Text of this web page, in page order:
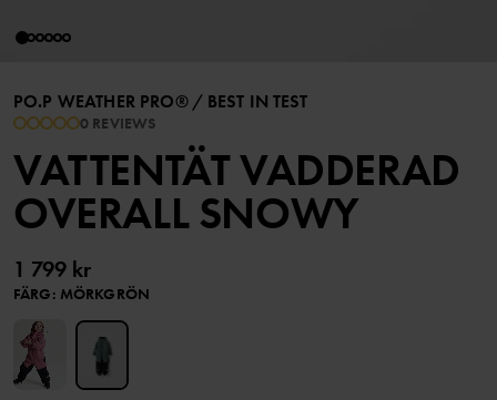
PO.P WEATHER PRO® / BEST IN TEST
0 REVIEWS
VATTENTÄT VADDERAD
OVERALL SNOWY
1 799 kr
FÄRG: MÖRKGRÖN